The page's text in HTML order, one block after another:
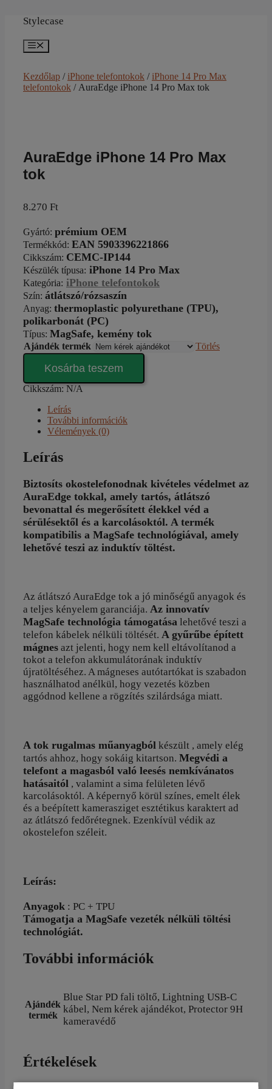
Stylecase
Kezdőlap / iPhone telefontokok / iPhone 14 Pro Max
telefontokok / AuraEdge iPhone 14 Pro Max tok
AuraEdge iPhone 14 Pro Max
tok
8.270 Ft
Gyártó: prémium OEM
Termékkód: EAN 5903396221866
Cikkszám: CEMC-IP144
Készülék típusa: iPhone 14 Pro Max
Kategória: iPhone telefontokok
Szín: átlátszó/rózsaszín
Anyag: thermoplastic polyurethane (TPU),
polikarbonát (PC)
Típus: MagSafe, kemény tok
Ajándék termék
Törlés
AuraEdge
iPhone
14
Pro
mennyiség
Kosárba teszem
Cikkszám: N/A
Leírás
További információk
Vélemények (0)
Leírás
Biztosíts okostelefonodnak kivételes védelmet az
AuraEdge tokkal, amely tartós, átlátszó
bevonattal és megerősített élekkel véd a
sérülésektől és a karcolásoktól. A termék
kompatibilis a MagSafe technológiával, amely
lehetővé teszi az induktív töltést.
Az átlátszó AuraEdge tok a jó minőségű anyagok és
a teljes kényelem garanciája. Az innovatív
MagSafe technológia támogatása lehetővé teszi a
telefon kábelek nélküli töltését. A gyűrűbe épített
mágnes azt jelenti, hogy nem kell eltávolítanod a
tokot a telefon akkumulátorának induktív
újratöltéséhez. A mágneses autótartókat is szabadon
használhatod anélkül, hogy vezetés közben
aggódnod kellene a rögzítés szilárdsága miatt.
A tok rugalmas műanyagból készült , amely elég
tartós ahhoz, hogy sokáig kitartson. Megvédi a
telefont a magasból való leesés nemkívánatos
hatásaitól , valamint a sima felületen lévő
karcolásoktól. A képernyő körül színes, emelt élek
és a beépített kamerasziget esztétikus karaktert ad
az átlátszó fedőrétegnek. Ezenkívül védik az
okostelefon széleit.
Leírás:
Anyagok : PC + TPU
Támogatja a MagSafe vezeték nélküli töltési
technológiát.
További információk
Ajándék
termék
Blue Star PD fali töltő, Lightning USB-C
kábel, Nem kérek ajándékot, Protector 9H
kameravédő
Értékelések